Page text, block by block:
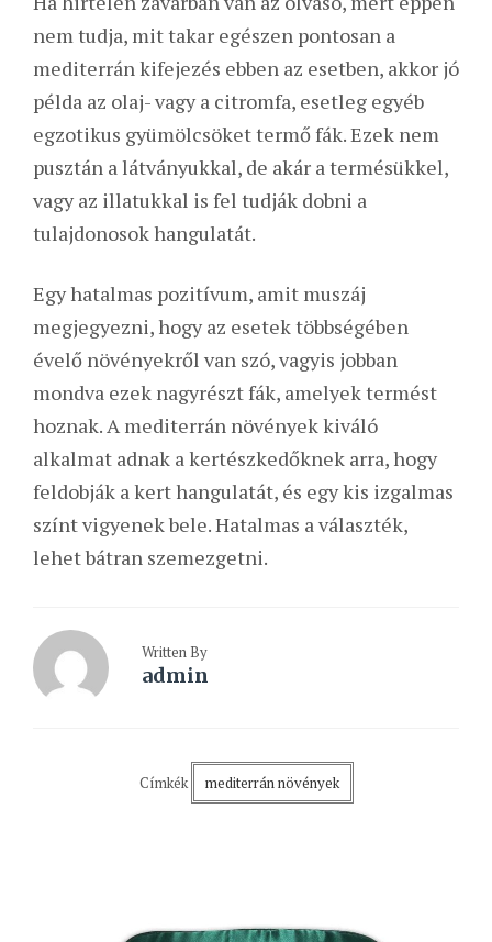
nem tudja, mit takar egészen pontosan a
mediterrán kifejezés ebben az esetben, akkor jó
példa az olaj- vagy a citromfa, esetleg egyéb
egzotikus gyümölcsöket termő fák. Ezek nem
pusztán a látványukkal, de akár a termésükkel,
vagy az illatukkal is fel tudják dobni a
tulajdonosok hangulatát.
Egy hatalmas pozitívum, amit muszáj
megjegyezni, hogy az esetek többségében
évelő növényekről van szó, vagyis jobban
mondva ezek nagyrészt fák, amelyek termést
hoznak. A mediterrán növények kiváló
alkalmat adnak a kertészkedőknek arra, hogy
feldobják a kert hangulatát, és egy kis izgalmas
színt vigyenek bele. Hatalmas a választék,
lehet bátran szemezgetni.
Written By
admin
Címkék mediterrán növények